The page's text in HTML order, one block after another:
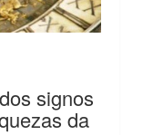
signos
da